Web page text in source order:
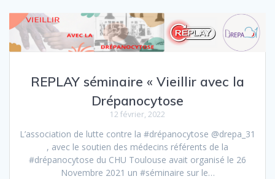
REPLAY séminaire « Vieillir avec la
Drépanocytose
12 février, 2022
L’association de lutte contre la #drépanocytose @drepa_31
, avec le soutien des médecins référents de la
#drépanocytose du CHU Toulouse avait organisé le 26
Novembre 2021 un #séminaire sur le…